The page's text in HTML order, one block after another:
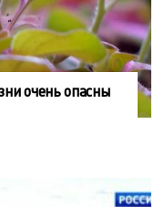
очень опасны